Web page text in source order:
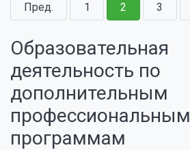
Пред. 1 2 3
Образовательная
деятельность по
дополнительным
профессиональным
программам